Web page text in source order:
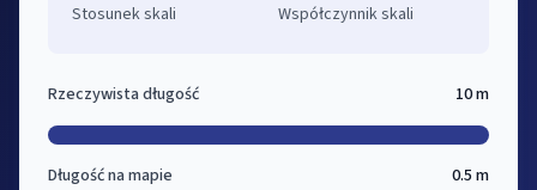
Stosunek skali Współczynnik skali
Rzeczywista długość 10 m
Długość na mapie 0.5 m